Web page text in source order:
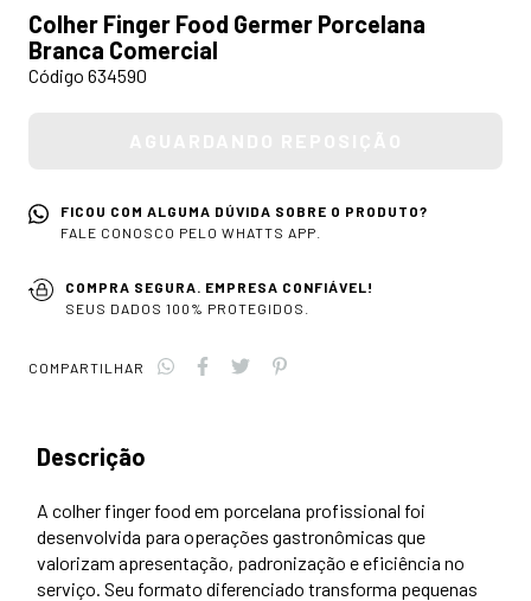
Colher Finger Food Germer Porcelana
Branca Comercial
Código 634590
FICOU COM ALGUMA DÚVIDA SOBRE O PRODUTO?
FALE CONOSCO PELO WHATTS APP.
COMPRA SEGURA. EMPRESA CONFIÁVEL!
SEUS DADOS 100% PROTEGIDOS.
COMPARTILHAR
Descrição
A colher finger food em porcelana profissional foi
desenvolvida para operações gastronômicas que
valorizam apresentação, padronização e eficiência no
serviço . Seu formato diferenciado transforma pequenas